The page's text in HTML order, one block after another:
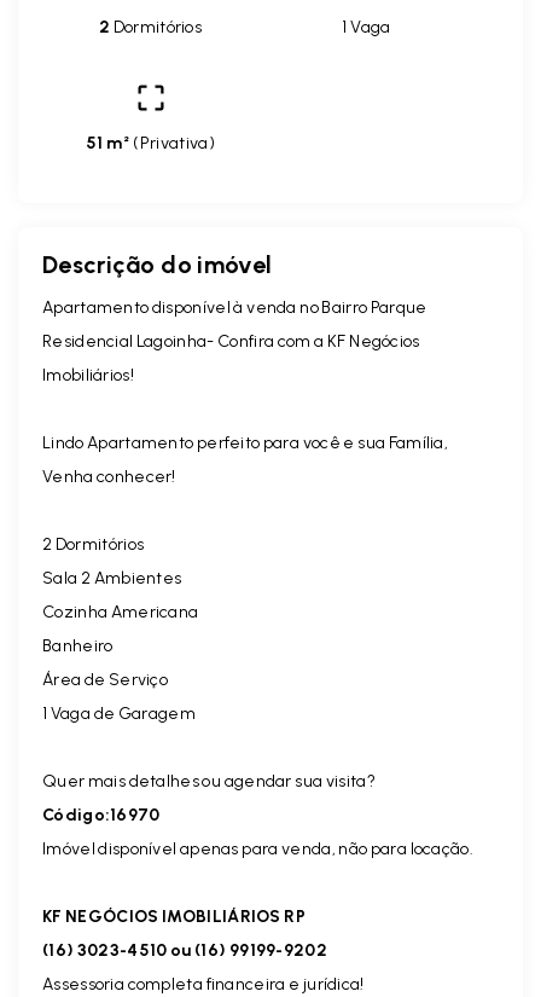
2 Dormitórios 1 Vaga
51 m² (Privativa)
Descrição do imóvel
Apartamento disponível à venda no Bairro Parque
Residencial Lagoinha- Confira com a KF Negócios
Imobiliários!
Lindo Apartamento perfeito para você e sua Família,
Venha conhecer!
2 Dormitórios
Sala 2 Ambientes
Cozinha Americana
Banheiro
Área de Serviço
1 Vaga de Garagem
Quer mais detalhes ou agendar sua visita?
Código:16970
Imóvel disponível apenas para venda, não para locação.
KF NEGÓCIOS IMOBILIÁRIOS RP
(16) 3023-4510 ou (16) 99199-9202
Assessoria completa financeira e jurídica!